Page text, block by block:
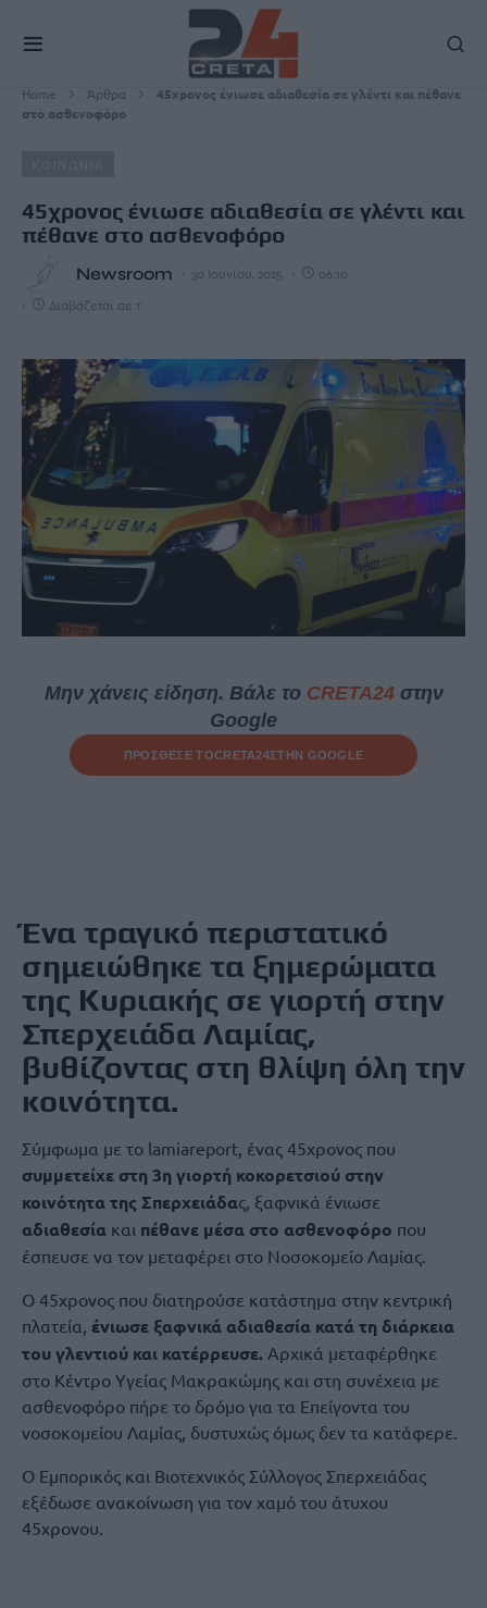
Home Άρθρα
45χρονος ένιωσε αδιαθεσία σε γλέντι και πέθανε
στο ασθενοφόρο
45χρονος ένιωσε αδιαθεσία σε γλέντι και
πέθανε στο ασθενοφόρο
Newsroom 30 Ιουνίου, 2025 06:10
Διαβάζεται σε 1'
Μην χάνεις είδηση. Βάλε το CRETA24στην
Google
ΠΡΟΣΘΕΣΕ ΤΟCRETA24ΣΤΗΝ GOOGLE
Ένα τραγικό περιστατικό
σημειώθηκε τα ξημερώματα
της Κυριακής σε γιορτή στην
Σπερχειάδα Λαμίας,
βυθίζοντας στη θλίψη όλη την
κοινότητα.
Σύμφωμα με το lamiareport, ένας 45χρονος που
συμμετείχε στη 3η γιορτή κοκορετσιού στην
κοινότητα της Σπερχειάδας, ξαφνικά ένιωσε
αδιαθεσία και πέθανε μέσα στο ασθενοφόρο που
έσπευσε να τον μεταφέρει στο Νοσοκομείο Λαμίας.
Ο 45χρονος που διατηρούσε κατάστημα στην κεντρική
πλατεία, ένιωσε ξαφνικά αδιαθεσία κατά τη διάρκεια
του γλεντιού και κατέρρευσε. Αρχικά μεταφέρθηκε
στο Κέντρο Υγείας Μακρακώμης και στη συνέχεια με
ασθενοφόρο πήρε το δρόμο για τα Επείγοντα του
νοσοκομείου Λαμίας, δυστυχώς όμως δεν τα κατάφερε.
O Εμπορικός και Βιοτεχνικός Σύλλογος Σπερχειάδας
εξέδωσε ανακοίνωση για τον χαμό του άτυχου
45χρονου.